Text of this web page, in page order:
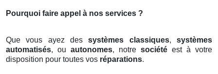
Pourquoi faire appel à nos services ?
Que vous ayez dessystèmes classiques,systèmes
automatisés, ou autonomes, notre société est à votre
disposition pour toutes vos réparations.